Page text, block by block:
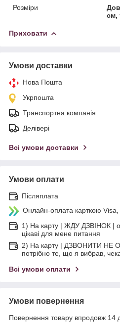
Розміри
см,
Приховати
Умови доставки
Нова Пошта
Укрпошта
Транспортна компанія
Делівері
Всі умови доставки
Умови оплати
Післяплата
Онлайн-оплата карткою
1) На карту | ЖДУ ДЗВІНОК |
цікаві для мене питання
2) На карту | ДЗВОНИТИ НЕ
потрібно те, що я вибрав,
Всі умови оплати
Умови повернення
Повернення товару впродовж 14